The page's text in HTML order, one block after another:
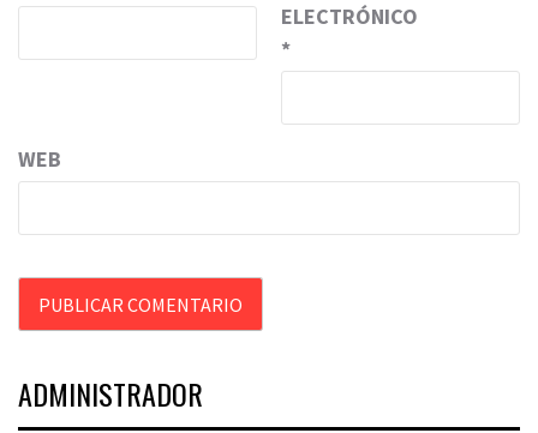
ELECTRÓNICO
*
WEB
ADMINISTRADOR